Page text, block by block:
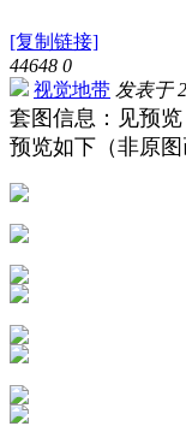
[复制链接]
44648 0
视觉地带 发表于
套图信息：见预览
预览如下（非原图